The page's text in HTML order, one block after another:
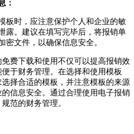
：
板时，应注意保护个人和企业的敏
露。建议在填写完毕后，将报销单
密文件，以确保信息安全。
费下载和使用不仅可以提高报销效
于财务管理。在选择和使用模板
择合适的模板，并注意模板的来源
信息安全。通过合理使用电子报销
范的财务管理。